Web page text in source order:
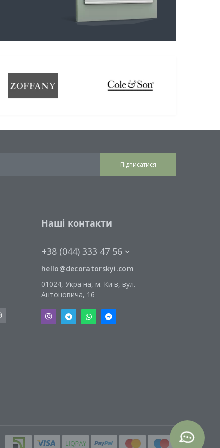
Підписатися
Наші контакти
+38 (044) 333 47 56
hello@decoratorskyi.com
01024, Україна, м. Київ, вул.
Антоновича, 16